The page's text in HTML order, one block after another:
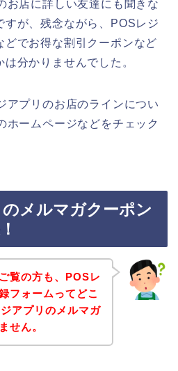
お店に詳しい友達にも聞きな
すが、残念ながら、POSレジ
どでお得な割引クーポンなど
分かりませんでした。
アプリのお店のラインについ
ホームページなどをチェック
メルマガクーポン
覧の方も、POSレ
フォームってどこ
アプリのメルマガ
せん。